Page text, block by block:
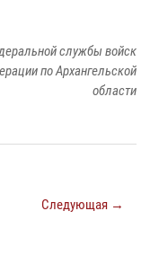
службы войск
по Архангельской
области
Следующая →